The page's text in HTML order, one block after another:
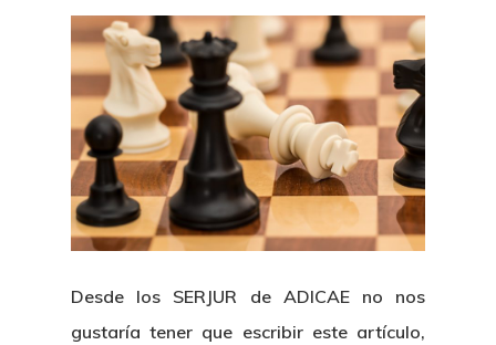
Desde los SERJUR de ADICAE no nos
gustaría tener que escribir este artículo,